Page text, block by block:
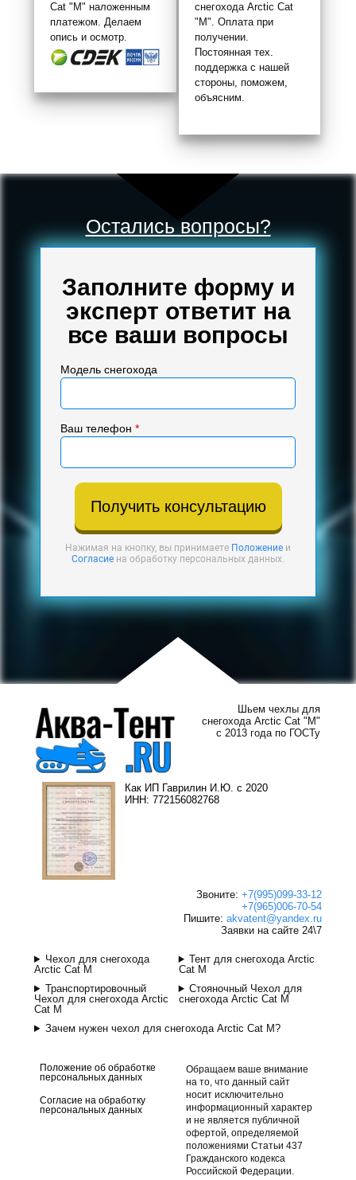
Cat "M" наложенным
платежом. Делаем
опись и осмотр.
снегохода Arctic Cat
"M". Оплата при
получении.
Постоянная тех.
поддержка с нашей
стороны, поможем,
объясним.
Остались вопросы?
Заполните форму и
эксперт ответит на
все ваши вопросы
Модель снегохода
Ваш телефон *
Получить консультацию
Нажимая на кнопку, вы принимаете Положение и
Согласие на обработку персональных данных.
Шьем чехлы для
снегохода Arctic Cat "M"
с 2013 года по ГОСТу
Как ИП Гаврилин И.Ю. с 2020
ИНН: 772156082768
Звоните: +7(995)099-33-12
+7(965)006-70-54
Пишите: akvatent@yandex.ru
Заявки на сайте 24\7
Чехол для снегохода
Arctic Cat M
Тент для снегохода Arctic
Cat M
Транспортировочный
Чехол для снегохода Arctic
Cat M
Стояночный Чехол для
снегохода Arctic Cat M
Зачем нужен чехол для снегохода Arctic Cat M?
Положение об обработке
персональных данных
Согласие на обработку
персональных данных
Обращаем ваше внимание
на то, что данный сайт
носит исключительно
информационный характер
и не является публичной
офертой, определяемой
положениями Статьи 437
Гражданского кодекса
Российской Федерации.